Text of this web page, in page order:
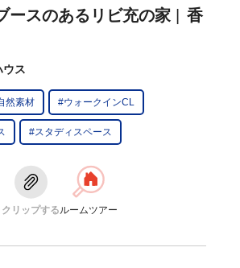
ースのあるリビ充の家
香
ウス
然素材 #ウォークインCL
#スタディスペース
クリップする ルームツアー